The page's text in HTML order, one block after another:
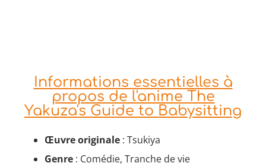
Informations essentielles à
propos de l'anime The
Yakuza's Guide to Babysitting
Œuvre originale : Tsukiya
Genre : Comédie, Tranche de vie